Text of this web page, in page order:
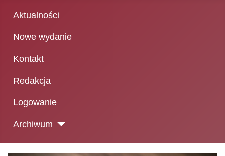
Aktualności
Nowe wydanie
Kontakt
Redakcja
Logowanie
Archiwum